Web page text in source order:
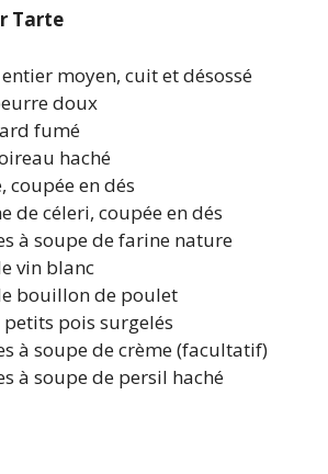
Tarte
moyen, cuit et désossé
doux
fumé
haché
coupée en dés
de céleri, coupée en dés
à soupe de farine nature
vin blanc
bouillon de poulet
petits pois surgelés
à soupe de crème (facultatif)
à soupe de persil haché